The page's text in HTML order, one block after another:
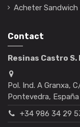
Acheter Sandwich
Contact
Resinas Castro S.
Pol. Ind. A Granxa,
Pontevedra, España
+34 986 34 29